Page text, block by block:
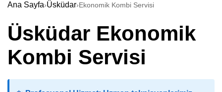
Ana Sayfa›Üsküdar›Ekonomik Kombi Servisi
Üsküdar Ekonomik
Kombi Servisi